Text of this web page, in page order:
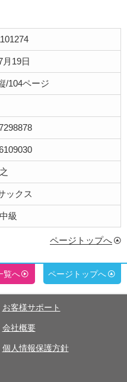
月19日
/104ページ
ックス
級
ページトップへ
覧へ ページトップへ
お客様サポート
会社概要
個人情報保護方針